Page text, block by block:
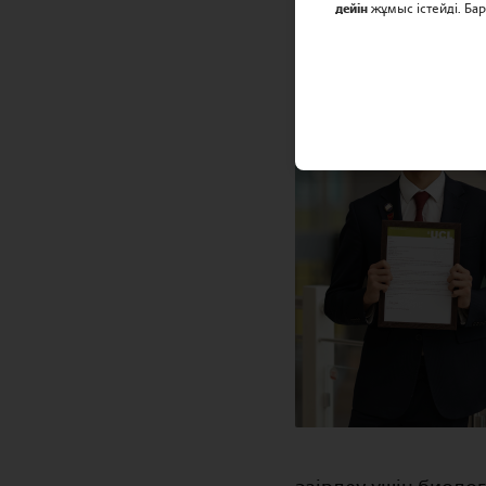
дейінжұмыс істейді.